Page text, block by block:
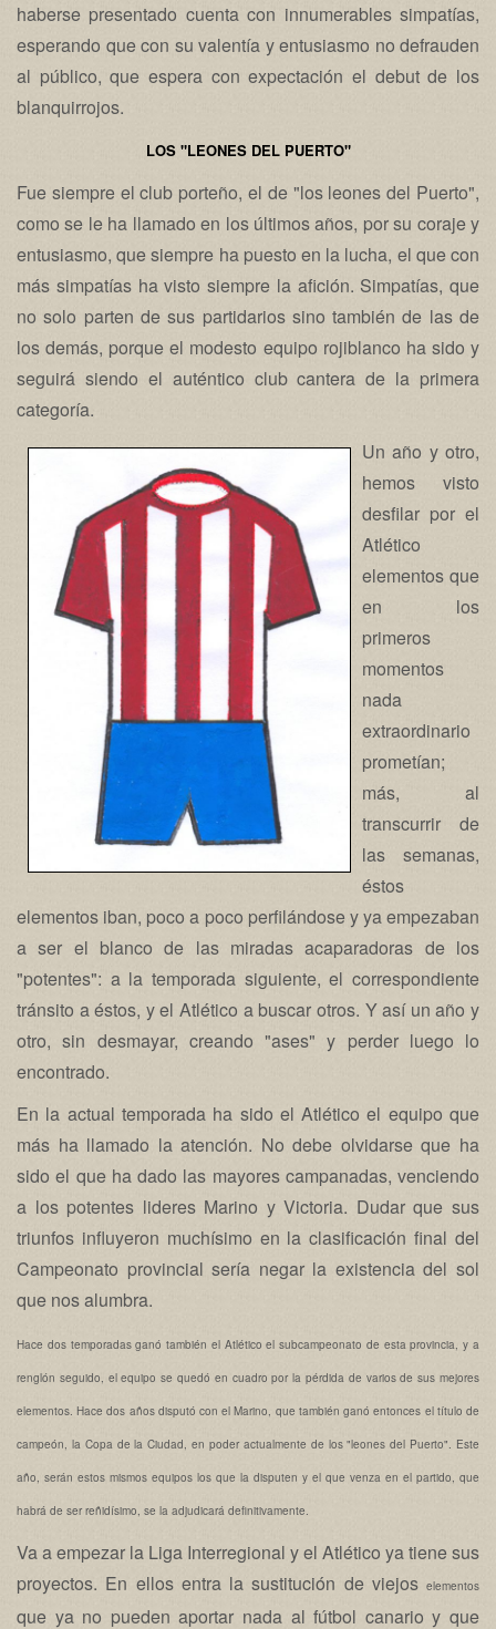
haberse presentado cuenta con innumerables simpatías,
esperando que con su valentía y entusiasmo no defrauden
al público, que espera con expectación el debut de los
blanquirrojos.
LOS "LEONES DEL PUERTO"
Fue siempre el club porteño, el de "los leones del Puerto",
como se le ha llamado en los últimos años, por su coraje y
entusiasmo, que siempre ha puesto en la lucha, el que con
más simpatías ha visto siempre la afición. Simpatías, que
no solo parten de sus partidarios sino también de las de
los demás, porque el modesto equipo rojiblanco ha sido y
seguirá siendo el auténtico club cantera de la primera
categoría.
Un año y otro,
hemos visto
desfilar por el
Atlético
elementos que
en los
primeros
momentos
nada
extraordinario
prometían;
más, al
transcurrir de
las semanas,
éstos
elementos iban, poco a poco perfilándose y ya empezaban
a ser el blanco de las miradas acaparadoras de los
"potentes": a la temporada siguiente, el correspondiente
tránsito a éstos, y el Atlético a buscar otros. Y así un año y
otro, sin desmayar, creando "ases" y perder luego lo
encontrado.
En la actual temporada ha sido el Atlético el equipo que
más ha llamado la atención. No debe olvidarse que ha
sido el que ha dado las mayores campanadas, venciendo
a los potentes lideres Marino y Victoria. Dudar que sus
triunfos influyeron muchísimo en la clasificación final del
Campeonato provincial sería negar la existencia del sol
que nos alumbra.
Hace dos temporadas ganó también el Atlético el subcampeonato de esta provincia, y a
renglón seguido, el equipo se quedó en cuadro por la pérdida de varios de sus mejores
elementos. Hace dos años disputó con el Marino, que también ganó entonces el título de
campeón, la Copa de la Ciudad, en poder actualmente de los "leones del Puerto". Este
año, serán estos mismos equipos los que la disputen y el que venza en el partido, que
habrá de ser reñidísimo, se la adjudicará definitivamente.
Va a empezar la Liga Interregional y el Atlético ya tiene sus
proyectos. En ellos entra la sustitución de viejos elementos
que ya no pueden aportar nada al fútbol canario y que